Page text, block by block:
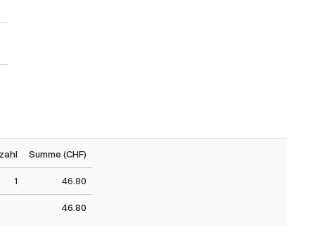
Summe (CHF)
1 46.80
46.80